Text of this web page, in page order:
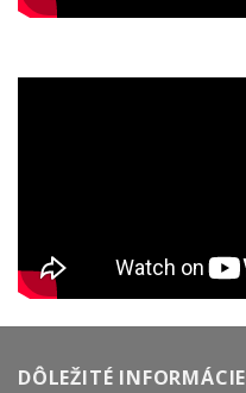
DÔLEŽITÉ INFORMÁCIE